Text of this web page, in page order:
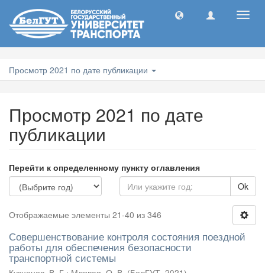
Просмотр 2021 по дате публикации
Просмотр 2021 по дате
публикации
Перейти к определенному пункту оглавления
Ok
Отображаемые элементы 21-40 из 346
Совершенствование контроля состояния поездной
работы для обеспечения безопасности
транспортной системы